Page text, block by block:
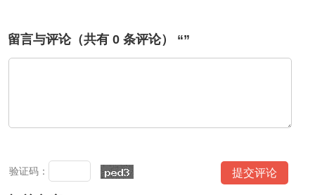
留言与评论（共有 0 条评论） “”
验证码：